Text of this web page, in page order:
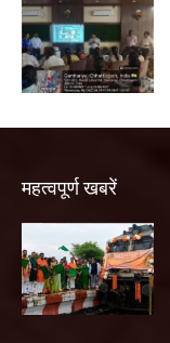
महत्वपूर्ण खबरें